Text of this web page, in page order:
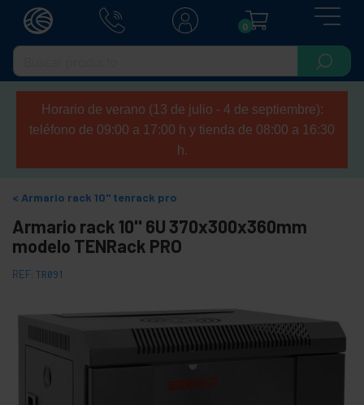
0
Horario de verano (13 de julio - 4 de septiembre):
teléfono de 09:00 a 17:00 h y tienda de 08:00 a 16:30
h.
Armario rack 10" tenrack pro
Armario rack 10'' 6U 370x300x360mm
modelo TENRack PRO
REF: TR091